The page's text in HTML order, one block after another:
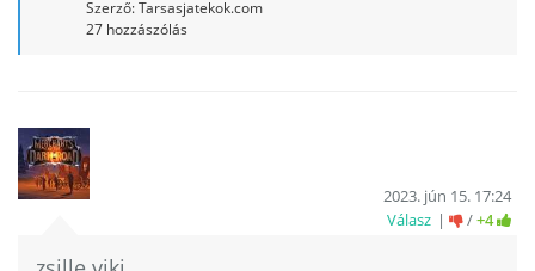
Szerző:Tarsasjatekok.com
27 hozzászólás
2023. jún 15. 17:24
Válasz
/+4